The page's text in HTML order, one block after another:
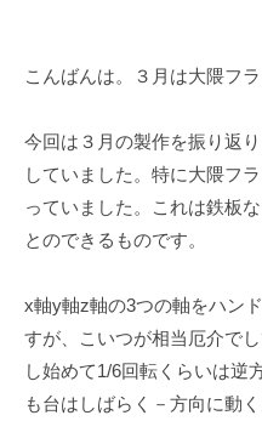
h
b
a
o
m
u
l
a
こんばんは。３月は大隈フ
今回は３月の製作を振り返
していました。特に大隈フ
っていました。これは鉄板
とのできるものです。
x軸y軸z軸の3つの軸をハン
すが、こいつが相当厄介で
し始めて1/6回転くらいは逆
も台はしばらく－方向に動